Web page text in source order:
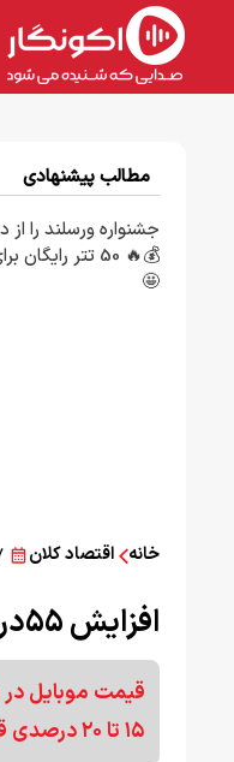
مطالب پیشنهادی
جشنواره ورسلند را
💰🔥 50 تتر
🤩
خانه اقتصاد کلان ۱۷
افزایش ۵۵درصدی قیمت موبایل+جدول
۱۵ تا ۲۰ درصدی قیمت واردکننده با پلتفرم‌های فروش آنلاین نیز به این التهاب دامن زده است.